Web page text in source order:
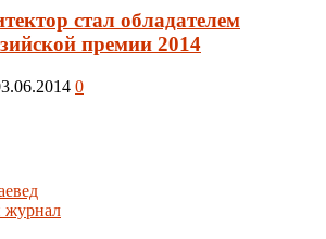
стал обладателем
премии 2014
0
журнал